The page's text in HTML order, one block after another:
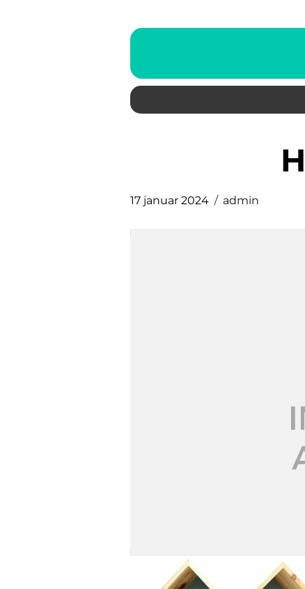
17 januar 2024 admin